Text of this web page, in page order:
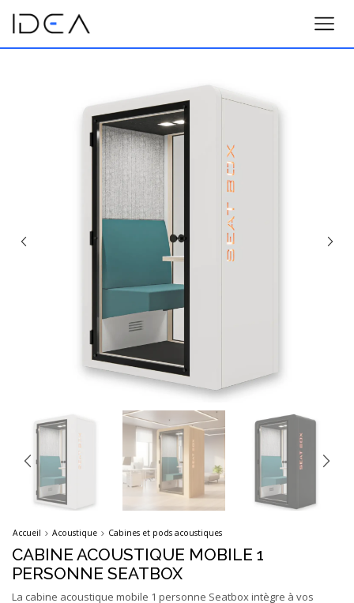
Accueil Acoustique Cabines et pods acoustiques
CABINE ACOUSTIQUE MOBILE 1
PERSONNE SEATBOX
La cabine acoustique mobile 1 personne Seatbox intègre à vos